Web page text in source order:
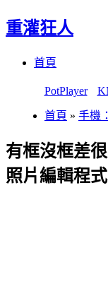
重灌狂人
首頁
PotPlayer
首頁 » 手機
有框沒框差
照片編輯程式